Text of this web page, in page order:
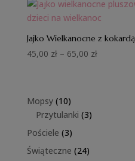
45,00 zł
do
65,00 zł
Jajko Wielkanocne z kokardą
45,00 zł – 65,00 złZakres
Mopsy 1010
produktów
Przytulanki 33
Pościele 33
produkty
Świąteczne 2424